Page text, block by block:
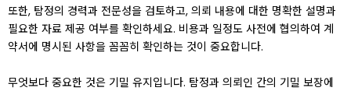
또한, 탐정의 경력과 전문성을 검토하고, 의뢰 내용에 대한 명확한 설명과
필요한 자료 제공 여부를 확인하세요. 비용과 일정도 사전에 협의하여 계
약서에 명시된 사항을 꼼꼼히 확인하는 것이 중요합니다.
무엇보다 중요한 것은 기밀 유지입니다. 탐정과 의뢰인 간의 기밀 보장에